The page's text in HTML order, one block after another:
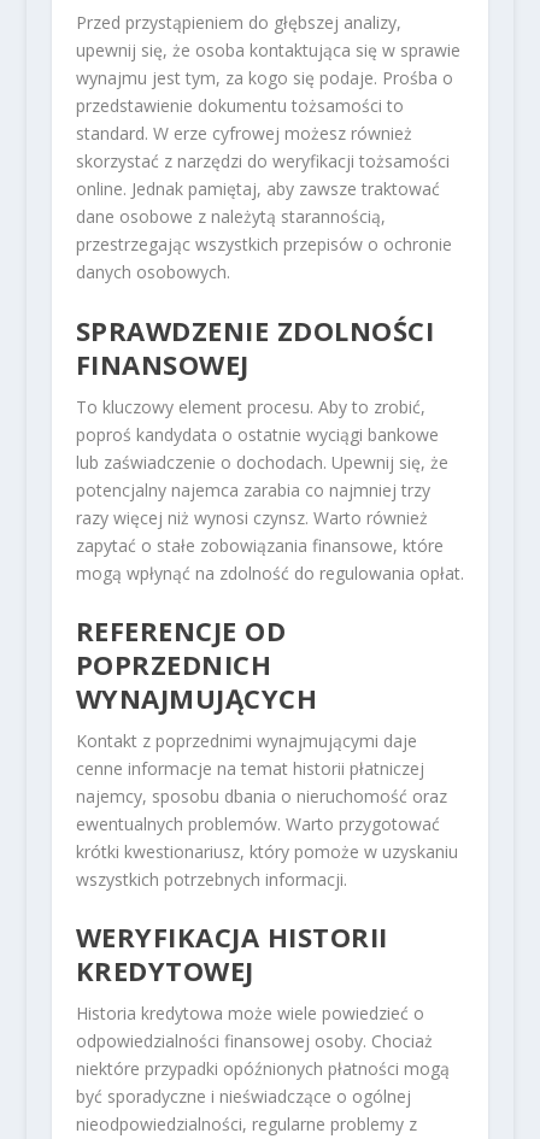
Przed przystąpieniem do głębszej analizy,
upewnij się, że osoba kontaktująca się w sprawie
wynajmu jest tym, za kogo się podaje. Prośba o
przedstawienie dokumentu tożsamości to
standard. W erze cyfrowej możesz również
skorzystać z narzędzi do weryfikacji tożsamości
online. Jednak pamiętaj, aby zawsze traktować
dane osobowe z należytą starannością,
przestrzegając wszystkich przepisów o ochronie
danych osobowych.
SPRAWDZENIE ZDOLNOŚCI
FINANSOWEJ
To kluczowy element procesu. Aby to zrobić,
poproś kandydata o ostatnie wyciągi bankowe
lub zaświadczenie o dochodach. Upewnij się, że
potencjalny najemca zarabia co najmniej trzy
razy więcej niż wynosi czynsz. Warto również
zapytać o stałe zobowiązania finansowe, które
mogą wpłynąć na zdolność do regulowania opłat.
REFERENCJE OD
POPRZEDNICH
WYNAJMUJĄCYCH
Kontakt z poprzednimi wynajmującymi daje
cenne informacje na temat historii płatniczej
najemcy, sposobu dbania o nieruchomość oraz
ewentualnych problemów. Warto przygotować
krótki kwestionariusz, który pomoże w uzyskaniu
wszystkich potrzebnych informacji.
WERYFIKACJA HISTORII
KREDYTOWEJ
Historia kredytowa może wiele powiedzieć o
odpowiedzialności finansowej osoby. Chociaż
niektóre przypadki opóźnionych płatności mogą
być sporadyczne i nieświadczące o ogólnej
nieodpowiedzialności, regularne problemy z